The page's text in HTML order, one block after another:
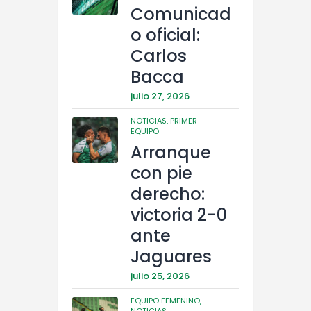
Comunicad
o oficial:
Carlos
Bacca
julio 27, 2026
NOTICIAS,PRIMER
EQUIPO
Arranque
con pie
derecho:
victoria 2-0
ante
Jaguares
julio 25, 2026
EQUIPO FEMENINO,